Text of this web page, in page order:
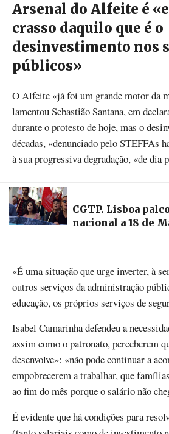
Arsenal do Alfeite é
crasso daquilo que é o
desinvestimento nos
públicos»
O Alfeite «já foi um grande motor da
lamentou Sebastião Santana, em
durante o protesto de hoje, mas o
décadas, «denunciado pelo STEFFAs
à sua progressiva degradação, «de dia
CGTP. Lisboa
nacional a 18 de
«É uma situação que urge inverter, à
outros serviços da administração
educação, os próprios serviços de
Isabel Camarinha defendeu a
assim como o patronato, perceberem
desenvolve»: «não pode continuar a
empobrecerem a trabalhar, que
ao fim do mês porque o salário não
É evidente que há condições para